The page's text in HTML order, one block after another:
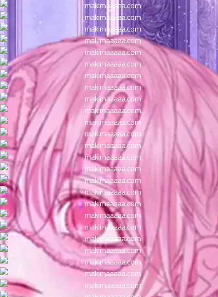
น
8
ตอน
ที่
น
9
ตอน
ที่
น
10
ตอน
ที่
ม
11
ตอน
ที่
ม
12
ตอน
ที่
ม
13
ตอน
ที่
ม
14
ตอน